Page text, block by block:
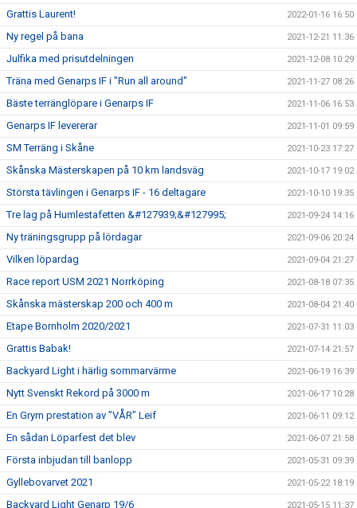
Grattis Laurent! 2022-01-16 16:50
Ny regel på bana 2021-12-21 11:36
Julfika med prisutdelningen 2021-12-08 10:29
Träna med Genarps IF i "Run all around" 2021-11-27 08:26
Bäste terränglöpare i Genarps IF 2021-11-06 16:53
Genarps IF levererar 2021-11-01 09:59
SM Terräng i Skåne 2021-10-23 17:27
Skånska Mästerskapen på 10 km landsväg 2021-10-17 19:02
Största tävlingen i Genarps IF - 16 deltagare 2021-10-10 19:35
Tre lag på Humlestafetten &#127939;&#127995; 2021-09-24 14:16
Ny träningsgrupp på lördagar 2021-09-06 20:24
Vilken löpardag 2021-09-04 21:27
Race report USM 2021 Norrköping 2021-08-18 07:35
Skånska mästerskap 200 och 400 m 2021-08-04 21:40
Etape Bornholm 2020/2021 2021-07-31 11:03
Grattis Babak! 2021-07-14 21:57
Backyard Light i härlig sommarvärme 2021-06-19 16:39
Nytt Svenskt Rekord på 3000 m 2021-06-17 10:28
En Grym prestation av ”VÅR” Leif 2021-06-11 09:12
En sådan Löparfest det blev 2021-06-07 21:58
Första inbjudan till banlopp 2021-05-31 09:39
Gyllebovarvet 2021 2021-05-22 18:19
Backyard Light Genarp 19/6 2021-05-15 11:37